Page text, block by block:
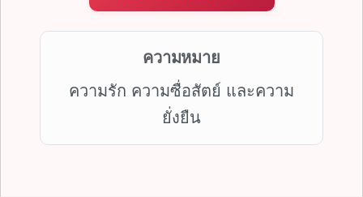
ความหมาย
ความรัก ความซื่อสัตย์ และความ
ยั่งยืน